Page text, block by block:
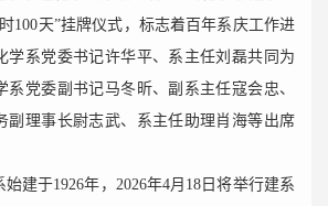
100天”挂牌仪式，标志着百年系庆工作进
学系党委书记许华平、系主任刘磊共同为
系党委副书记马冬昕、副系主任寇会忠、
副理事长尉志武、系主任助理肖海等出席
建于1926年，2026年4月18日将举行建系